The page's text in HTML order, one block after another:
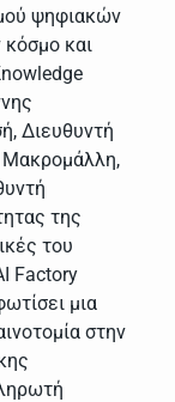
ψηφιακών
και
Διευθυντή
της
του
Factory
μια
στην